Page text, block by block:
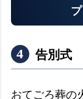
告別式
おてごろ葬の